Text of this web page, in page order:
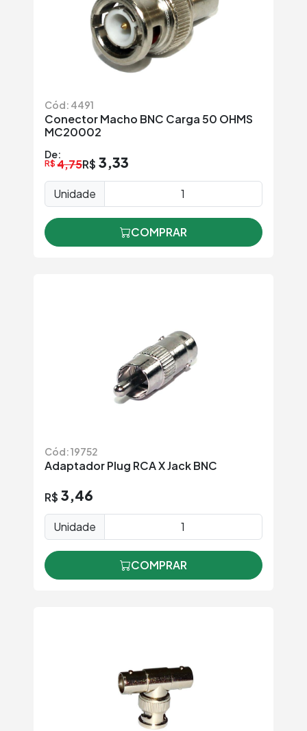
Cód: 4491
Conector Macho BNC Carga 50 OHMS
MC20002
De:
R$ 4,75R$ 3,33
Unidade
COMPRAR
Cód: 19752
Adaptador Plug RCA X Jack BNC
R$ 3,46
Unidade
COMPRAR